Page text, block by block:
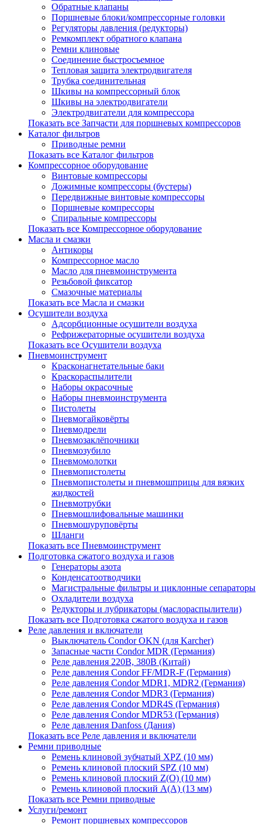
Обратные клапаны
Поршневые блоки/компрессорные головки
Регуляторы давления (редукторы)
Ремкомплект обратного клапана
Ремни клиновые
Соединение быстросъемное
Тепловая защита электродвигателя
Трубка соединительная
Шкивы на компрессорный блок
Шкивы на электродвигатели
Электродвигатели для компрессора
Показать все Запчасти для поршневых компрессоров
Каталог фильтров
Приводные ремни
Показать все Каталог фильтров
Компрессорное оборудование
Винтовые компрессоры
Дожимные компрессоры (бустеры)
Передвижные винтовые компрессоры
Поршневые компрессоры
Спиральные компрессоры
Показать все Компрессорное оборудование
Масла и смазки
Антикоры
Компрессорное масло
Масло для пневмоинструмента
Резьбовой фиксатор
Смазочные материалы
Показать все Масла и смазки
Осушители воздуха
Адсорбционные осушители воздуха
Рефрижераторные осушители воздуха
Показать все Осушители воздуха
Пневмоинструмент
Красконагнетательные баки
Краскораспылители
Наборы окрасочные
Наборы пневмоинструмента
Пистолеты
Пневмогайковёрты
Пневмодрели
Пневмозаклёпочники
Пневмозубило
Пневмомолотки
Пневмопистолеты
Пневмопистолеты и пневмошприцы для вязких
жидкостей
Пневмотрубки
Пневмошлифовальные машинки
Пневмошуруповёрты
Шланги
Показать все Пневмоинструмент
Подготовка сжатого воздуха и газов
Генераторы азота
Конденсатоотводчики
Магистральные фильтры и циклонные сепараторы
Охладители воздуха
Редукторы и лубрикаторы (маслораспылители)
Показать все Подготовка сжатого воздуха и газов
Реле давления и включатели
Выключатель Condor OKN (для Karcher)
Запасные части Сondor MDR (Германия)
Реле давления 220В, 380В (Китай)
Реле давления Condor FF/MDR-F (Германия)
Реле давления Condor MDR1, MDR2 (Германия)
Реле давления Condor MDR3 (Германия)
Реле давления Condor MDR4S (Германия)
Реле давления Condor MDR53 (Германия)
Реле давления Danfoss (Дания)
Показать все Реле давления и включатели
Ремни приводные
Ремень клиновой зубчатый XPZ (10 мм)
Ремень клиновой плоский SPZ (10 мм)
Ремень клиновой плоский Z(О) (10 мм)
Ремень клиновой плоский А(А) (13 мм)
Показать все Ремни приводные
Услуги/ремонт
Ремонт поршневых компрессоров